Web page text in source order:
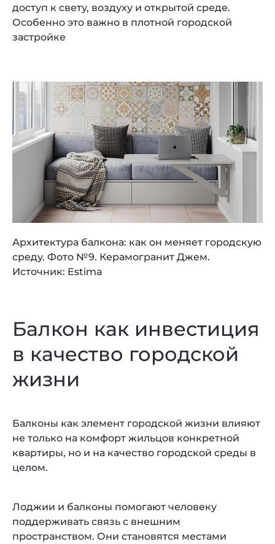
доступ к свету, воздуху и открытой среде.
Особенно это важно в плотной городской
застройке
Архитектура балкона: как он меняет городскую
среду. Фото №9. Керамогранит Джем.
Источник: Estima
Балкон как инвестиция
в качество городской
жизни
Балконы как элемент городской жизни влияют
не только на комфорт жильцов конкретной
квартиры, но и на качество городской среды в
целом.
Лоджии и балконы помогают человеку
поддерживать связь с внешним
пространством. Они становятся местами